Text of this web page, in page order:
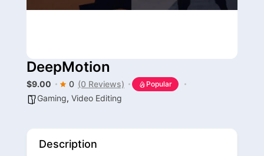
DeepMotion
$9.00 0 (0 Reviews) Popular
Gaming, Video Editing
Description